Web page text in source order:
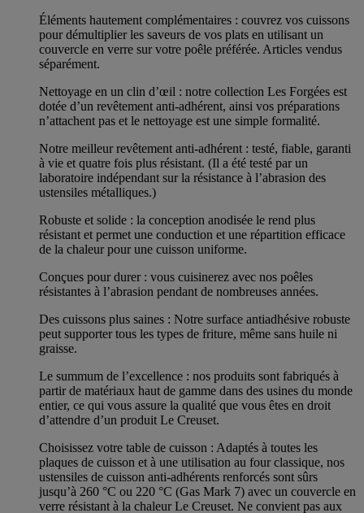
Éléments hautement complémentaires : couvrez vos cuissons
pour démultiplier les saveurs de vos plats en utilisant un
couvercle en verre sur votre poêle préférée. Articles vendus
séparément.
Nettoyage en un clin d’œil : notre collection Les Forgées est
dotée d’un revêtement anti-adhérent, ainsi vos préparations
n’attachent pas et le nettoyage est une simple formalité.
Notre meilleur revêtement anti-adhérent : testé, fiable, garanti
à vie et quatre fois plus résistant. (Il a été testé par un
laboratoire indépendant sur la résistance à l’abrasion des
ustensiles métalliques.)
Robuste et solide : la conception anodisée le rend plus
résistant et permet une conduction et une répartition efficace
de la chaleur pour une cuisson uniforme.
Conçues pour durer : vous cuisinerez avec nos poêles
résistantes à l’abrasion pendant de nombreuses années.
Des cuissons plus saines : Notre surface antiadhésive robuste
peut supporter tous les types de friture, même sans huile ni
graisse.
Le summum de l’excellence : nos produits sont fabriqués à
partir de matériaux haut de gamme dans des usines du monde
entier, ce qui vous assure la qualité que vous êtes en droit
d’attendre d’un produit Le Creuset.
Choisissez votre table de cuisson : Adaptés à toutes les
plaques de cuisson et à une utilisation au four classique, nos
ustensiles de cuisson anti-adhérents renforcés sont sûrs
jusqu’à 260 °C ou 220 °C (Gas Mark 7) avec un couvercle en
verre résistant à la chaleur Le Creuset. Ne convient pas aux